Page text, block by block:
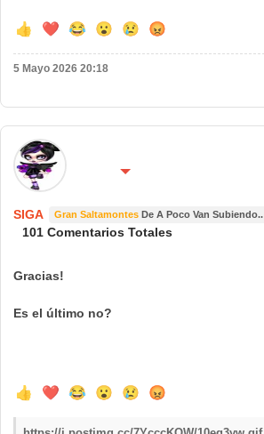
👍 ❤️ 😂 😮 😢 😡
5 Mayo 2026 20:18
SIGA Gran Saltamontes De A Poco Van Subiendo..
101 Comentarios Totales
Gracias!
Es el último no?
👍 ❤️ 😂 😮 😢 😡